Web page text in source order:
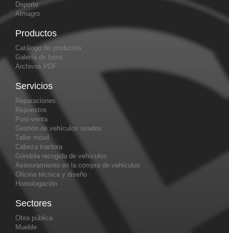
Deporte
Almagro
Productos
Catálogo de productos
Galería de fotos
Archivos PDF
Servicios
Reparaciones
Repuestos
Post-venta
Gestión de vehículos usados
Taller móvil
Cabeza tractora
Góndola recogida de vehículos
Asesoramiento en la compra de vehículos
Oficina técnica y diseño
Homologación
Sectores
Obra pública
Mueble